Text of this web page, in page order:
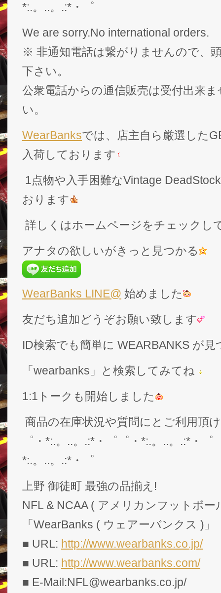
*:.。..。.:*・゜
We are sorry.No international orders.
※ 非通知電話は繋がりませんので、
下さい。
公衆電話からの通信販売は受付出来
い。
WearBanksでは、店主自ら厳選した
入荷しております
1点物や入手困難なVintage
おります
詳しくはホームページをチェックし
アナタの欲しいがきっと見つかる
WearBanks LINE@ 始めました
友だち追加どうぞお願い致します
ID検索でも簡単に WEARBANKS が
「wearbanks」と検索してみてね
1:1トークも開始しました
商品の在庫状況や質問にとご利用頂
゜・*:.。..。.:*・゜゜・*:.。..。.:*・
*:.。..。.:*・゜
上野 御徒町 最強の品揃え!
NFL & NCAA ( アメリカンフットボー
「WearBanks ( ウェアーバンクス )」
■ URL: http://www.wearbanks.co.jp/
■ URL: http://www.wearbanks.com/
■ E-Mail:NFL@wearbanks.co.jp/